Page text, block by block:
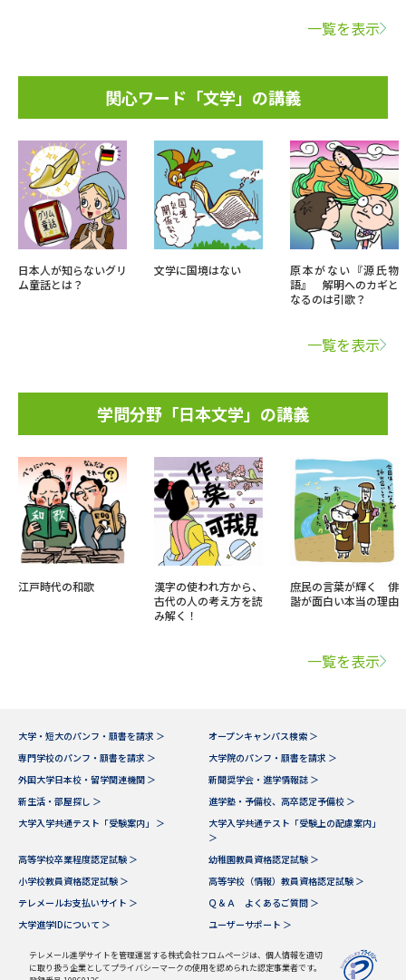
一覧を表示
関心ワード「文学」の講義
日本人が知らないグリ
ム童話とは？
文学に国境はない
原本がない『源氏物
語』 解明へのカギと
なるのは引歌？
一覧を表示
学問分野「日本文学」の講義
江戸時代の和歌
漢字の使われ方から、
古代の人の考え方を読
み解く！
庶民の言葉が輝く 俳
諧が面白い本当の理由
一覧を表示
大学・短大のパンフ・願書を請求 ＞
オープンキャンパス検索 ＞
専門学校のパンフ・願書を請求 ＞
大学院のパンフ・願書を請求 ＞
外国大学日本校・留学関連機関 ＞
新聞奨学会・進学情報誌 ＞
新生活・部屋探し ＞
進学塾・予備校、高卒認定予備校 ＞
大学入学共通テスト「受験案内」 ＞
大学入学共通テスト「受験上の配慮案内」
＞
高等学校卒業程度認定試験 ＞
幼稚園教員資格認定試験 ＞
小学校教員資格認定試験 ＞
高等学校（情報）教員資格認定試験 ＞
テレメールお支払いサイト ＞
Ｑ＆Ａ よくあるご質問 ＞
大学進学IDについて ＞
ユーザーサポート ＞
テレメール進学サイトを管理運営する株式会社フロムページは、個人情報を適切
に取り扱う企業としてプライバシーマークの使用を認められた認定事業者です。